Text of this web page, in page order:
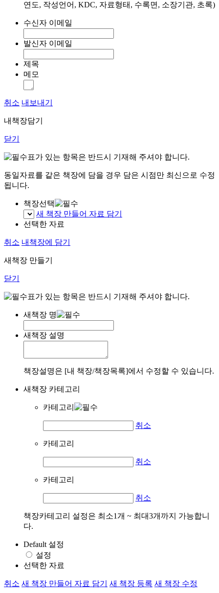
연도, 작성언어, KDC, 자료형태, 수록면, 소장기관, 초록)
수신자 이메일
발신자 이메일
제목
메모
취소 내보내기
내책장담기
닫기
표가 있는 항목은 반드시 기재해 주셔야 합니다.
동일자료를 같은 책장에 담을 경우 담은 시점만 최신으로 수정
됩니다.
책장선택
새 책장 만들어 자료 담기
선택한 자료
취소 내책장에 담기
새책장 만들기
닫기
표가 있는 항목은 반드시 기재해 주셔야 합니다.
새책장 명
새책장 설명
책장설명은 [내 책장/책장목록]에서 수정할 수 있습니다.
새책장 카테고리
카테고리
취소
카테고리
취소
카테고리
취소
책장카테고리 설정은 최소1개 ~ 최대3개까지 가능합니
다.
Default 설정
설정
선택한 자료
취소 새 책장 만들어 자료 담기 새 책장 등록 새 책장 수정